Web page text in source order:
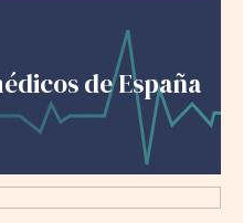
de España